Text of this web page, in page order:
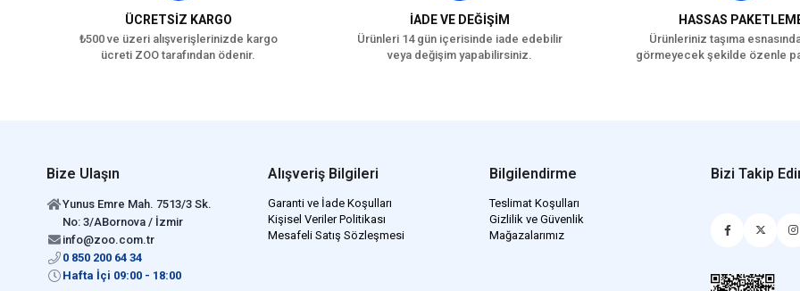
BİLEŞİM
Et ve hayvansal
Çeşitli şekerler
Kedi Maması Tahıl
ÜCRETSİZ KARGO
₺500 ve üzeri alışverişlerinizde kargo
ücreti ZOO tarafından ödenir.
İADE VE DEĞİŞİM
Ürünleri 14 gün içerisinde iade edebilir
veya değişim yapabilirsiniz.
HASSAS
Ürünleriniz taşıma
görmeyecek şekilde özenle
Bize Ulaşın
Yunus Emre Mah. 7513/3 Sk.
No: 3/ABornova / İzmir
info@zoo.com.tr
0 850 200 64 34
Hafta İçi 09:00 - 18:00
Alışveriş Bilgileri
Garanti ve İade Koşulları
Kişisel Veriler Politikası
Mesafeli Satış Sözleşmesi
Bilgilendirme
Teslimat Koşulları
Gizlilik ve Güvenlik
Mağazalarımız
Bizi Takip